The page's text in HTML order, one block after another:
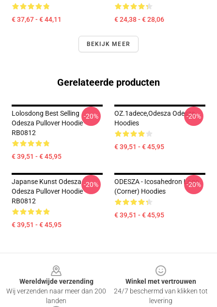
€ 37,67 - € 44,11 € 24,38 - € 28,06
BEKIJK MEER
Gerelateerde producten
Lolosdong Best Selling
Odesza Pullover Hoodie
RB0812
€ 39,51 - € 45,95
-20%
OZ.1adece,odesza Odesza
Hoodies
€ 39,51 - € 45,95
-20%
Japanse Kunst Odesza
Odesza Pullover Hoodie
RB0812
€ 39,51 - € 45,95
-20%
ODESZA - Icosahedron Logo
(corner) Hoodies
€ 39,51 - € 45,95
-20%
Wereldwijde verzending
Wij verzenden naar meer dan 200
landen
Winkel met vertrouwen
24/7 beschermd van klikken tot
levering